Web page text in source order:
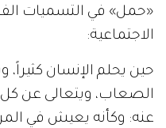
«حمل» في التسميات
الاجتماعية:
حين يحلم الإنسان كثيراً،
الصعاب، ويتعالى عن كل
عنه: وكأنه يعيش في